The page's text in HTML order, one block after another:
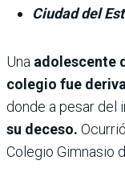
Ciudad del
Una adolescente
colegio fue
donde a pesar del
su deceso.
Colegio Gimnasio